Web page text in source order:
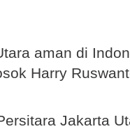
aman di
Harry
Jakarta